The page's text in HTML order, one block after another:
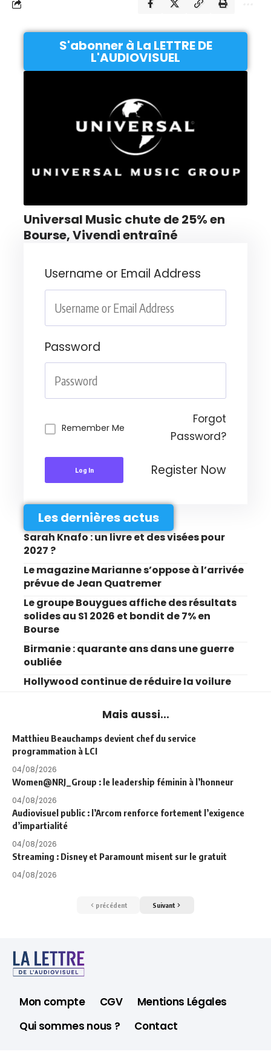
S'abonner à La LETTRE DE
L'AUDIOVISUEL
Universal Music chute de 25% en
Bourse, Vivendi entraîné
Username or Email Address
Password
Remember Me
Forgot
Password?
Log In Register Now
Les dernières actus
Sarah Knafo : un livre et des visées pour
2027 ?
Le magazine Marianne s’oppose à l’arrivée
prévue de Jean Quatremer
Le groupe Bouygues affiche des résultats
solides au S1 2026 et bondit de 7% en
Bourse
Birmanie : quarante ans dans une guerre
oubliée
Hollywood continue de réduire la voilure
Mais aussi...
Matthieu Beauchamps devient chef du service
programmation à LCI
04/08/2026
Women@NRJ_Group : le leadership féminin à l’honneur
04/08/2026
Audiovisuel public : l’Arcom renforce fortement l’exigence
d’impartialité
04/08/2026
Streaming : Disney et Paramount misent sur le gratuit
04/08/2026
précédent Suivant
Mon compte CGV
Mentions Légales
Qui sommes nous ?
Contact